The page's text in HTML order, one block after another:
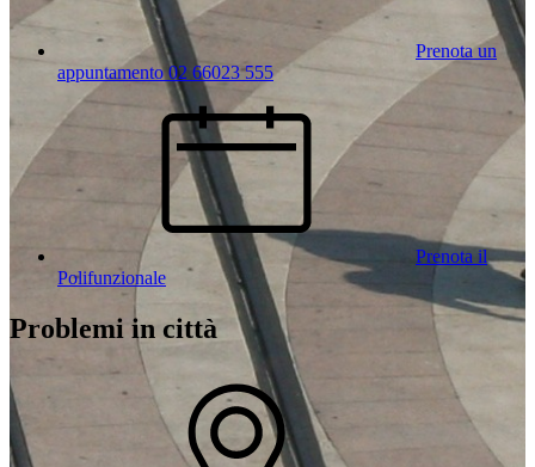
Prenota un
appuntamento 02 66023 555
Prenota il
Polifunzionale
Problemi in città